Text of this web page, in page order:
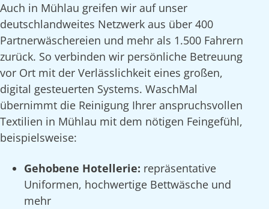
Auch in Mühlau greifen wir auf unser
deutschlandweites Netzwerk aus über 400
Partnerwäschereien und mehr als 1.500 Fahrern
zurück. So verbinden wir persönliche Betreuung
vor Ort mit der Verlässlichkeit eines großen,
digital gesteuerten Systems. WaschMal
übernimmt die Reinigung Ihrer anspruchsvollen
Textilien in Mühlau mit dem nötigen Feingefühl,
beispielsweise:
Gehobene Hotellerie: repräsentative
Uniformen, hochwertige Bettwäsche und
mehr